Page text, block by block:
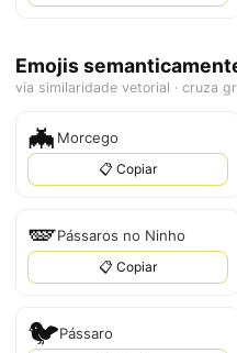
Emojis
via similaridade vetorial · cruza
🦇 Morcego
📋 Copiar
🪽Pássaros no Ninho
📋 Copiar
🐦Pássaro